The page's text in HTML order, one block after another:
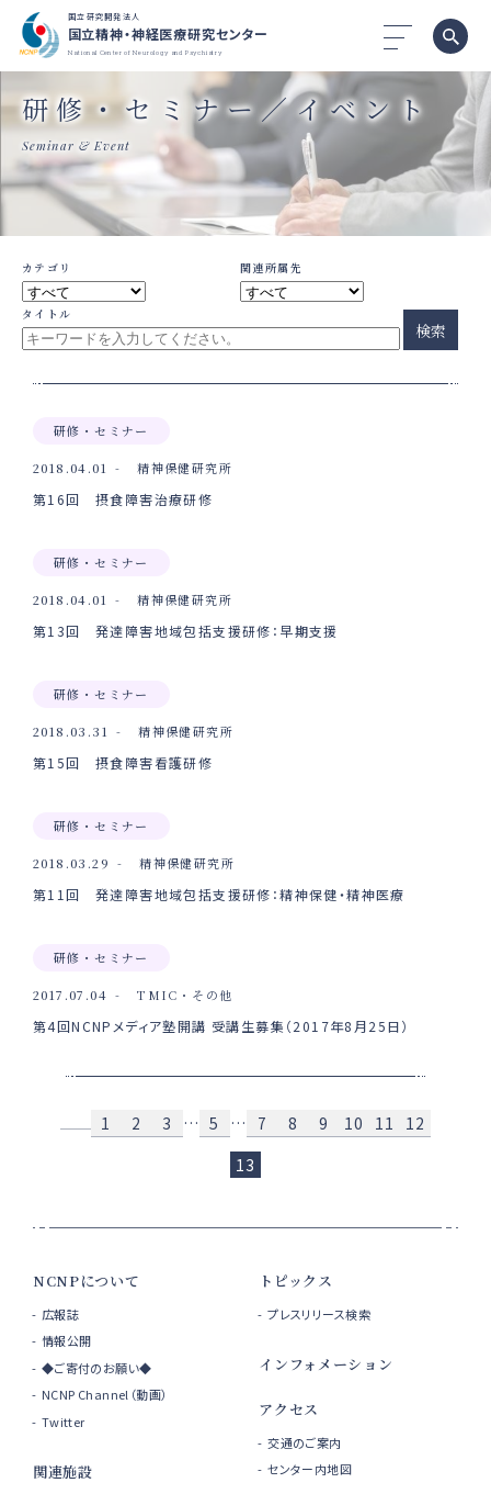
国立研究開発法人
国立精神・神経医療研究センター
National Center of Neurology and Psychiatry
研修・セミナー／イベント
Seminar & Event
カテゴリ 関連所属先
タイトル
検索
研修・セミナー
2018.04.01 精神保健研究所
第16回 摂食障害治療研修
研修・セミナー
2018.04.01 精神保健研究所
第13回 発達障害地域包括支援研修：早期支援
研修・セミナー
2018.03.31 精神保健研究所
第15回 摂食障害看護研修
研修・セミナー
2018.03.29 精神保健研究所
第11回 発達障害地域包括支援研修：精神保健・精神医療
研修・セミナー
2017.07.04 TMIC・その他
第4回NCNPメディア塾開講 受講生募集（2017年8月25日）
1 2 3 … 5 … 7 8 9 10 11
12
13
NCNPについて
広報誌
情報公開
◆ご寄付のお願い◆
NCNP Channel（動画）
Twitter
関連施設
トピックス
プレスリリース検索
インフォメーション
アクセス
交通のご案内
センター内地図